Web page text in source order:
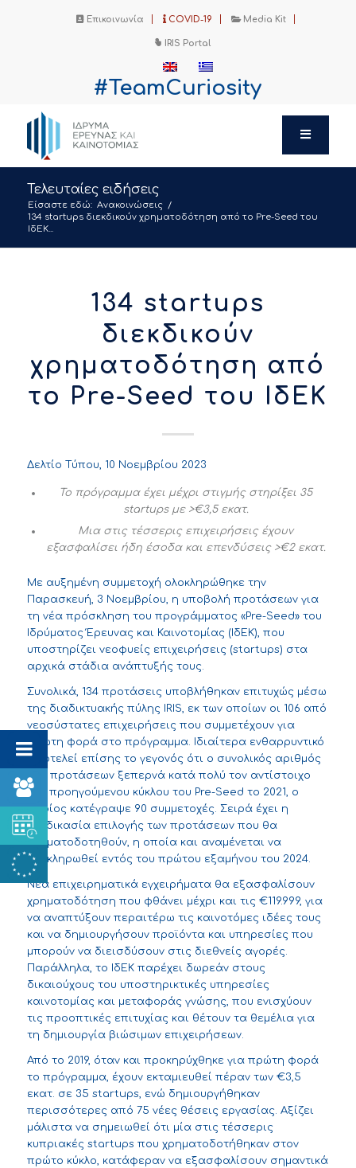
Επικοινωνία COVID-19 Media Kit
IRIS Portal
#TeamCuriosity
Τελευταίες ειδήσεις
Είσαστε εδώ: Ανακοινώσεις /
134 startups διεκδικούν χρηματοδότηση από το Pre-Seed του
ΙδΕΚ...
134 startups
διεκδικούν
χρηματοδότηση από
το Pre-Seed του ΙδΕΚ
Δελτίο Τύπου, 10 Νοεμβρίου 2023
Το πρόγραμμα έχει μέχρι στιγμής στηρίξει 35
startups με >€3,5 εκατ.
Μια στις τέσσερις επιχειρήσεις έχουν
εξασφαλίσει ήδη έσοδα και επενδύσεις >€2 εκατ.
Με αυξημένη συμμετοχή ολοκληρώθηκε την
Παρασκευή, 3 Νοεμβρίου, η υποβολή προτάσεων για
τη νέα πρόσκληση του προγράμματος «Pre-Seed» του
Ιδρύματος Έρευνας και Καινοτομίας (ΙδΕΚ), που
υποστηρίζει νεοφυείς επιχειρήσεις (startups) στα
αρχικά στάδια ανάπτυξής τους.
Συνολικά, 134 προτάσεις υποβλήθηκαν επιτυχώς μέσω
της διαδικτυακής πύλης IRIS, εκ των οποίων οι 106 από
νεοσύστατες επιχειρήσεις που συμμετέχουν για
πρώτη φορά στο πρόγραμμα. Ιδιαίτερα ενθαρρυντικό
αποτελεί επίσης το γεγονός ότι ο συνολικός αριθμός
των προτάσεων ξεπερνά κατά πολύ τον αντίστοιχο
του προηγούμενου κύκλου του Pre-Seed το 2021, ο
οποίος κατέγραψε 90 συμμετοχές. Σειρά έχει η
διαδικασία επιλογής των προτάσεων που θα
χρηματοδοτηθούν, η οποία και αναμένεται να
ολοκληρωθεί εντός του πρώτου εξαμήνου του 2024.
Νέα επιχειρηματικά εγχειρήματα θα εξασφαλίσουν
χρηματοδότηση που φθάνει μέχρι και τις €119.999, για
να αναπτύξουν περαιτέρω τις καινοτόμες ιδέες τους
και να δημιουργήσουν προϊόντα και υπηρεσίες που
μπορούν να διεισδύσουν στις διεθνείς αγορές.
Παράλληλα, το ΙδΕΚ παρέχει δωρεάν στους
δικαιούχους του υποστηρικτικές υπηρεσίες
καινοτομίας και μεταφοράς γνώσης, που ενισχύουν
τις προοπτικές επιτυχίας και θέτουν τα θεμέλια για
τη δημιουργία βιώσιμων επιχειρήσεων.
Από το 2019, όταν και προκηρύχθηκε για πρώτη φορά
το πρόγραμμα, έχουν εκταμιευθεί πέραν των €3,5
εκατ. σε 35 startups, ενώ δημιουργήθηκαν
περισσότερες από 75 νέες θέσεις εργασίας. Αξίζει
μάλιστα να σημειωθεί ότι μία στις τέσσερις
κυπριακές startups που χρηματοδοτήθηκαν στον
πρώτο κύκλο, κατάφεραν να εξασφαλίσουν σημαντικά